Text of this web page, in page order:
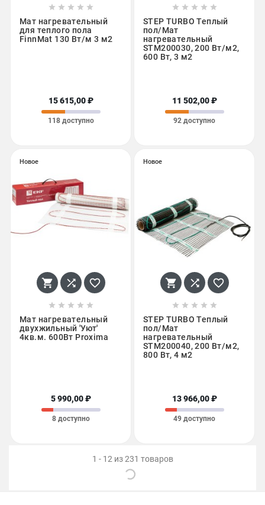
    
Мат нагревательный
для теплого пола
FinnMat 130 Вт/м 3 м2
15 615,00 ₽
118 доступно
    
STEP TURBO Теплый
пол/Мат
нагревательный
STM200030, 200 Вт/м2,
600 Вт, 3 м2
11 502,00 ₽
92 доступно
Новое
  
    
Мат нагревательный
двухжильный 'Уют'
4кв.м. 600Вт Proxima
5 990,00 ₽
8 доступно
Новое
  
    
STEP TURBO Теплый
пол/Мат
нагревательный
STM200040, 200 Вт/м2,
800 Вт, 4 м2
13 966,00 ₽
49 доступно
1 - 12 из 231 товаров